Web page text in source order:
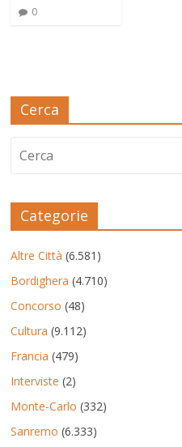
0
Cerca
Categorie
Altre Città (6.581)
Bordighera (4.710)
Concorso (48)
Cultura (9.112)
Francia (479)
Interviste (2)
Monte-Carlo (332)
Sanremo (6.333)